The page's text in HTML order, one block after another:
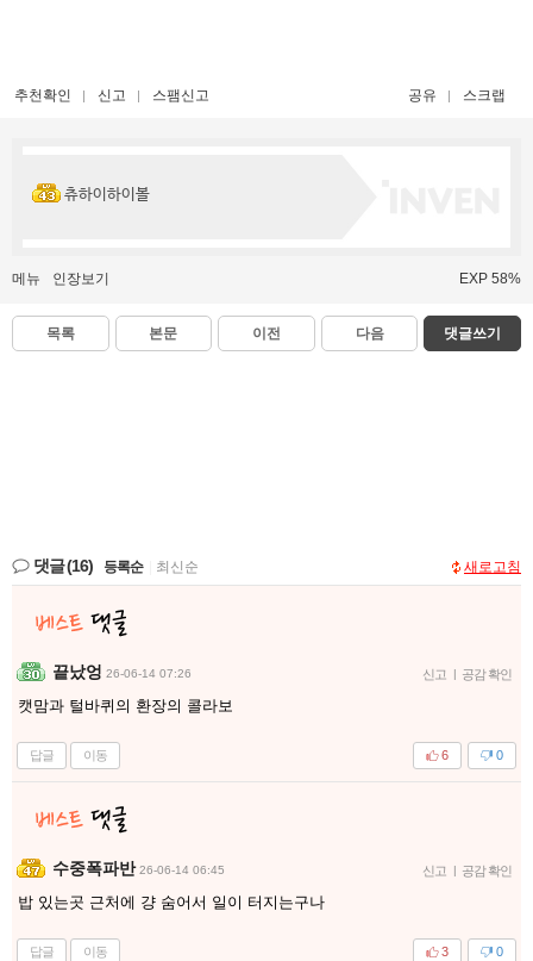
추천확인 신고 스팸신고 공유 스크랩
츄하이하이볼
메뉴 인장보기 EXP 58%
목록 본문 이전 다음 댓글쓰기
댓글(16) 등록순 최신순 새로고침
끝났엉 26-06-14 07:26 신고 | 공감 확인
캣맘과 털바퀴의 환장의 콜라보
답글 이동 0
6
수중폭파반 26-06-14 06:45 신고 | 공감 확인
밥 있는곳 근처에 걍 숨어서 일이 터지는구나
답글 이동 0
3